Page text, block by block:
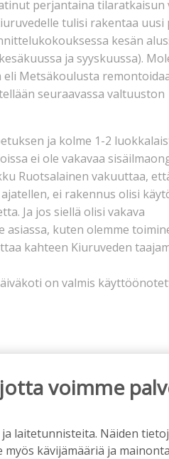
perjantaina tilaratkaisun
tulisi rakentaa uusi
kesän
ja syyskuussa).
Metsäkoulusta
seuraavassa valtuuston
ja kolme 1-2
ei ole vakavaa
Ruotsalainen vakuuttaa,
ei rakennus olisi
Ja jos siellä olisi vakava
asiassa, kuten olemme
kahteen Kiuruveden
on valmis
alkaa
voimme
laitetunnisteita. Näiden
kävijämääriä ja